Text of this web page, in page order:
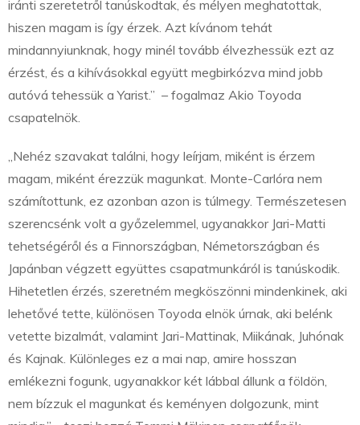
iránti szeretetről tanúskodtak, és mélyen meghatottak,
hiszen magam is így érzek. Azt kívánom tehát
mindannyiunknak, hogy minél tovább élvezhessük ezt az
érzést, és a kihívásokkal együtt megbirkózva mind jobb
autóvá tehessük a Yarist.” – fogalmaz Akio Toyoda
csapatelnök.
„Nehéz szavakat találni, hogy leírjam, miként is érzem
magam, miként érezzük magunkat. Monte-Carlóra nem
számítottunk, ez azonban azon is túlmegy. Természetesen
szerencsénk volt a győzelemmel, ugyanakkor Jari-Matti
tehetségéről és a Finnországban, Németországban és
Japánban végzett együttes csapatmunkáról is tanúskodik.
Hihetetlen érzés, szeretném megköszönni mindenkinek, aki
lehetővé tette, különösen Toyoda elnök úrnak, aki belénk
vetette bizalmát, valamint Jari-Mattinak, Miikának, Juhónak
és Kajnak. Különleges ez a mai nap, amire hosszan
emlékezni fogunk, ugyanakkor két lábbal állunk a földön,
nem bízzuk el magunkat és keményen dolgozunk, mint